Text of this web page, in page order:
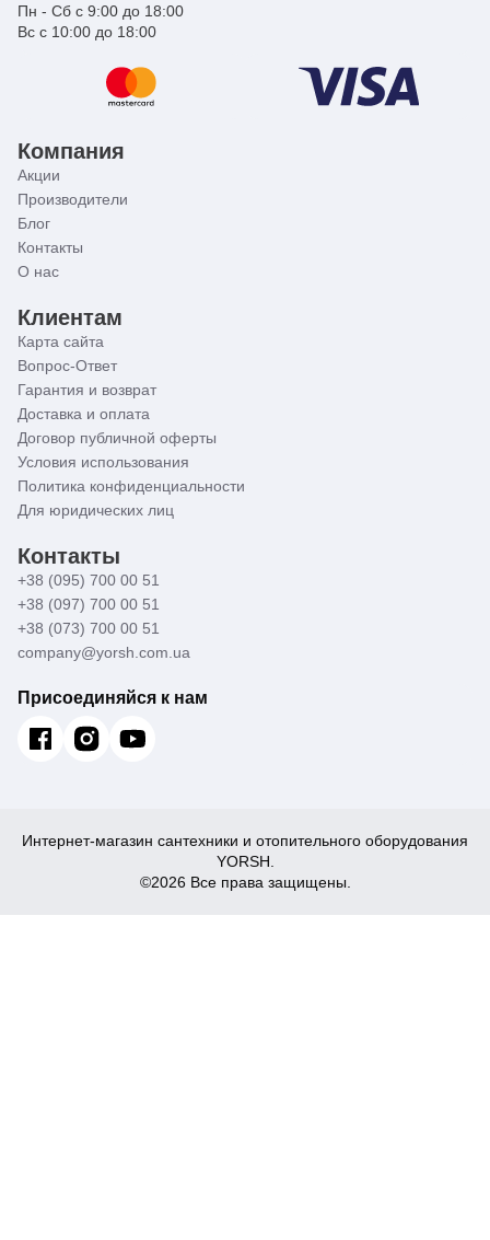
Пн - Сб с 9:00 до 18:00
Вс с 10:00 до 18:00
Компания
Акции
Производители
Блог
Контакты
О нас
Клиентам
Карта сайта
Вопрос-Ответ
Гарантия и возврат
Доставка и оплата
Договор публичной оферты
Условия использования
Политика конфиденциальности
Для юридических лиц
Контакты
+38 (095) 700 00 51
+38 (097) 700 00 51
+38 (073) 700 00 51
company@yorsh.com.ua
Присоединяйся к нам
Интернет-магазин сантехники и отопительного оборудования
YORSH.
©2026 Все права защищены.